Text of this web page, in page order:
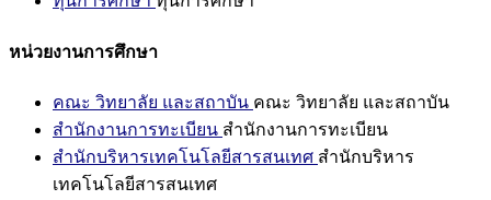
หน่วยงานการศึกษา
คณะ วิทยาลัย และสถาบัน คณะ วิทยาลัย และสถาบัน
สำนักงานการทะเบียน สำนักงานการทะเบียน
สำนักบริหารเทคโนโลยีสารสนเทศ สำนักบริหาร
เทคโนโลยีสารสนเทศ